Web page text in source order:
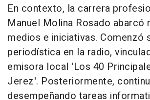
En contexto, la carrera
Manuel Molina Rosado abarcó
medios e iniciativas. Comenzó
periodística en la radio,
emisora local 'Los 40
Jerez'. Posteriormente,
desempeñando tareas